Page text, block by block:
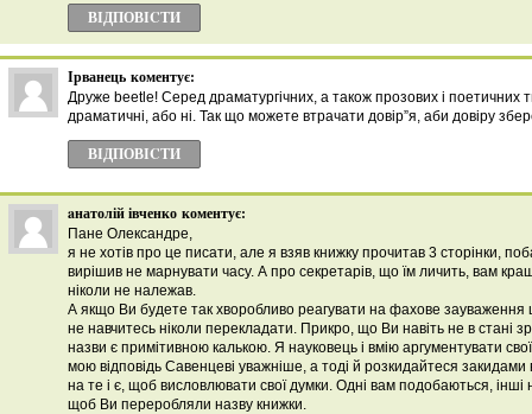
ВІДПОВІCТИ
Ірванець коментує:
Друже beetle! Серед драматургічних, а також прозових і поетичних
драматичні, або ні. Так що можете втрачати довір”я, аби довіру
ВІДПОВІCТИ
aнатолій івченко коментує:
Пане Олександре,
я не хотів про це писати, але я взяв книжку прочитав 3 сторінки,
вирішив не марнувати часу. А про секретарів, що їм личить, вам
ніколи не належав.
А якщо Ви будете так хворобливо реагувати на фахове
не навчитесь ніколи перекладати. Прикро, що Ви навіть не в стані
назви є примітивною калькою. Я науковець і вмію аргументувати
мою відповідь Савенцеві уважніше, а тоді й розкидайтеся
на те і є, щоб висловлювати свої думки. Одні вам подобаються,
щоб Ви переробляли назву книжки.